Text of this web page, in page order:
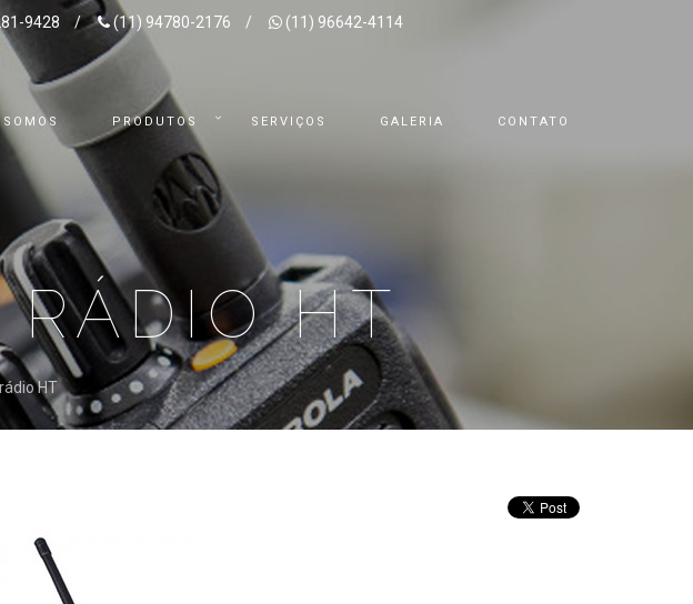
9428 / (11) 94780-2176 / (11) 96642-4114
PRODUTOS SERVIÇOS GALERIA CONTATO
RÁDIO HT
HT